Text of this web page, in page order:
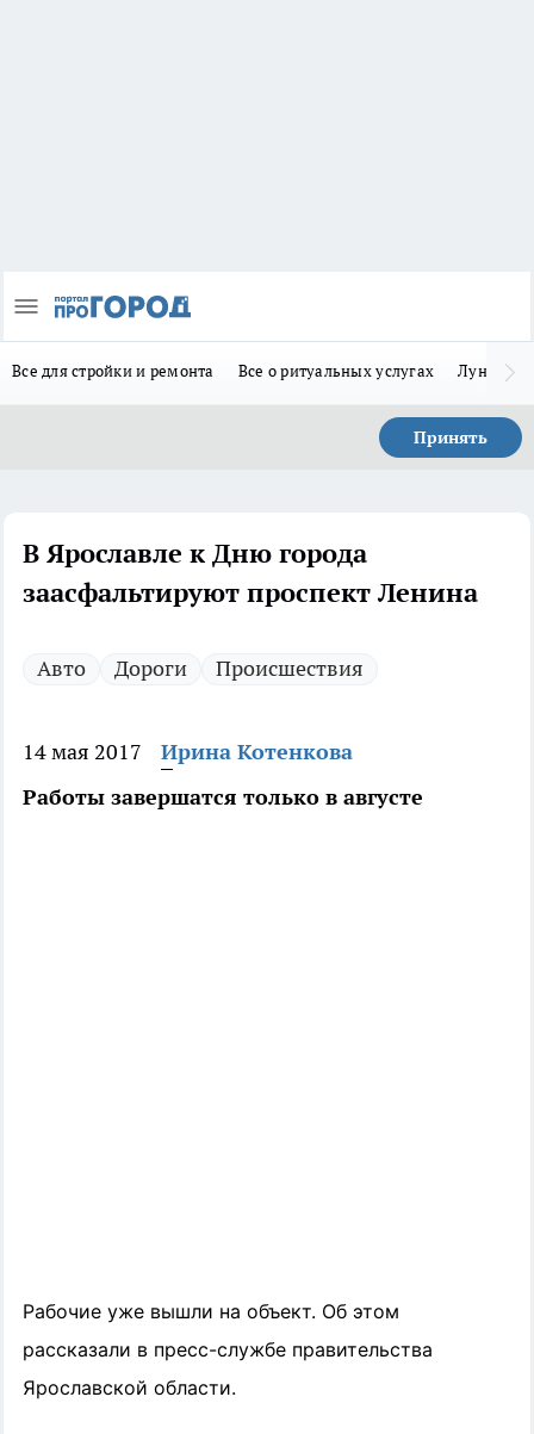
Все для стройки и ремонта Все о ритуальных услугах Лунно-
Принять
В Ярославле к Дню города
заасфальтируют проспект Ленина
Авто Дороги Происшествия
14 мая 2017
Ирина Котенкова
Работы завершатся только в августе
Рабочие уже вышли на объект. Об этом
рассказали в пресс-службе правительства
Ярославской области.